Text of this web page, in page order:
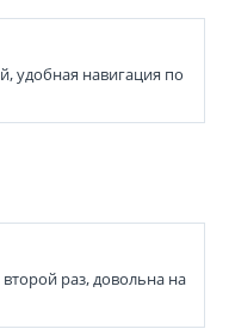
удобная навигация по
раз, довольна на